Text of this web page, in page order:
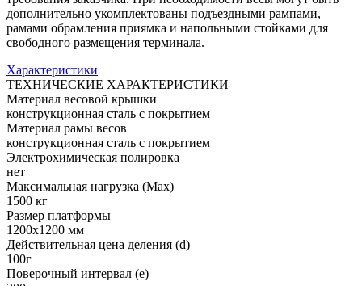
дополнительно укомплектованы подъездными рампами,
рамами обрамления приямка и напольными стойками для
свободного размещения терминала.
Характеристики
ТЕХНИЧЕСКИЕ ХАРАКТЕРИСТИКИ
Материал весовой крышки
конструкционная сталь с покрытием
Материал рамы весов
конструкционная сталь с покрытием
Электрохимическая полировка
нет
Максимальная нагрузка (Max)
1500 кг
Размер платформы
1200х1200 мм
Действительная цена деления (d)
100г
Поверочный интервал (e)